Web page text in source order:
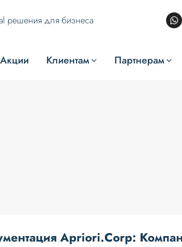
решения для бизнеса
Акции Клиентам Партнерам
Apriori.Corp: